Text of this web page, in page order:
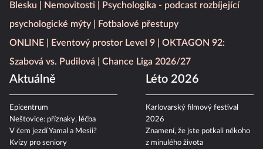
Blesku
Nemovitosti
Psychologika - podcast rozbíjející
psychologické mýty
Fotbalové přestupy
ONLINE
Eventový prostor Level 9
OKTAGON 92:
Szabová vs. Pudilová
Chance Liga 2026/27
Aktuálně
Epicentrum
Neštovice: příznaky, léčba
V čem jezdí Yamal a Mesii?
Kvízy pro seniory
Léto 2026
Karlovarský filmový festival
2026
Znamení, že jste potkali někoho
z minulého života